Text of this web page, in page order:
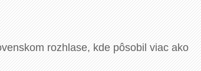
rozhlase, kde pôsobil viac ako